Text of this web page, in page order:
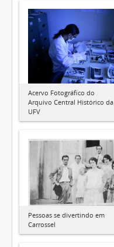
Acervo Fotográfico do
Arquivo Central Histórico da
UFV
Pessoas se divertindo em
Carrossel